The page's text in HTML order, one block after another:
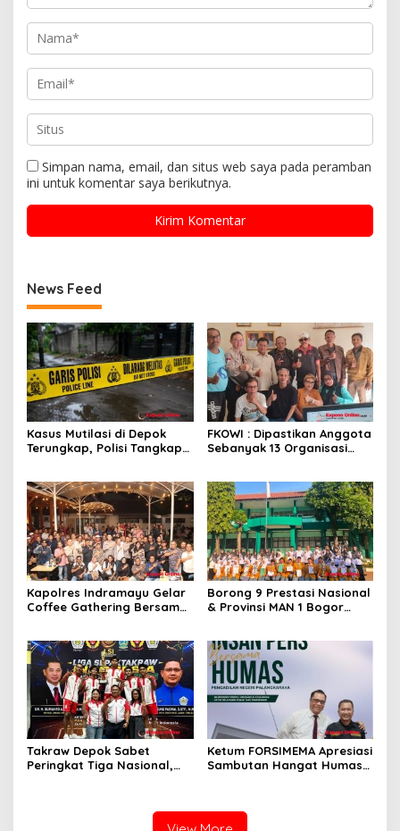
Simpan nama, email, dan situs web saya pada peramban
ini untuk komentar saya berikutnya.
News Feed
Kasus Mutilasi di Depok
Terungkap, Polisi Tangkap
FKOWI : Dipastikan Anggota
Sebanyak 13 Organisasi
Kapolres Indramayu Gelar
Coffee Gathering Bersama
Borong 9 Prestasi Nasional
& Provinsi MAN 1 Bogor
Takraw Depok Sabet
Peringkat Tiga Nasional,
Ketum FORSIMEMA Apresiasi
Sambutan Hangat Humas